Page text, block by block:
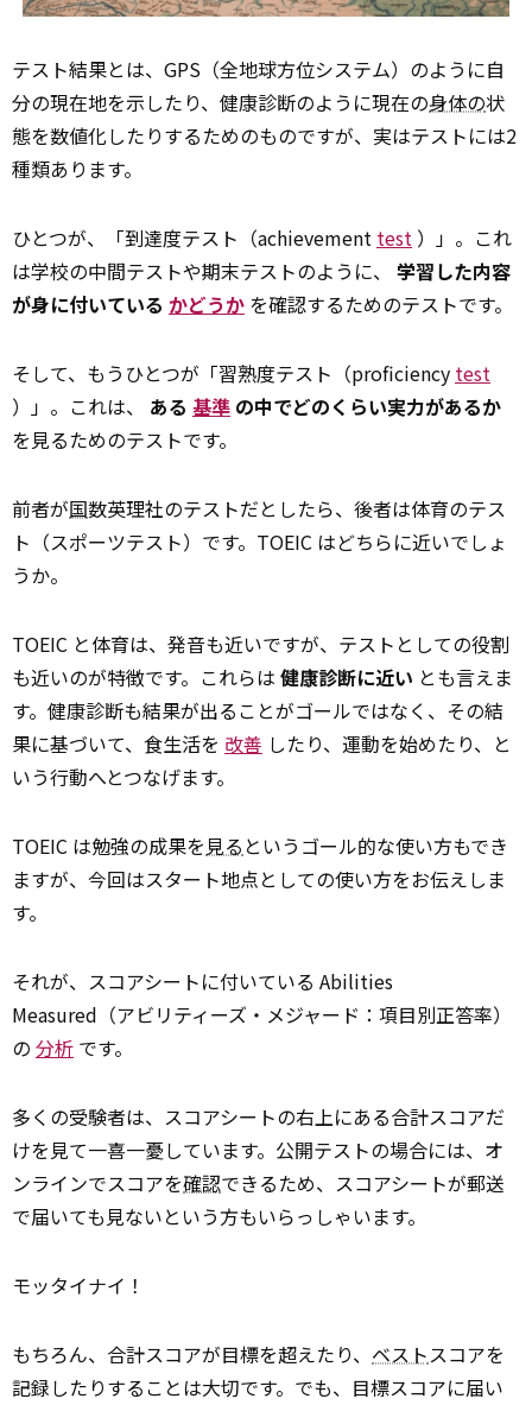
テスト結果とは、GPS（全地球方位システム）のように自
分の現在地を示したり、健康診断のように現在の身体の状
態を数値化したりするためのものですが、実はテストには2
種類あります。
ひとつが、「到達度テスト（achievement test ）」。これ
は学校の中間テストや期末テストのように、 学習した内容
が身に付いている かどうか を確認するためのテストです。
そして、もうひとつが「習熟度テスト（proficiency test
）」。これは、 ある 基準 の中でどのくらい実力があるか
を見るためのテストです。
前者が国数英理社のテストだとしたら、後者は体育のテス
ト（スポーツテスト）です。TOEIC はどちらに近いでしょ
うか。
TOEIC と体育は、発音も近いですが、テストとしての役割
も近いのが特徴です。これらは 健康診断に近い とも言えま
す。健康診断も結果が出ることがゴールではなく、その結
果に基づいて、食生活を 改善 したり、運動を始めたり、と
いう行動へとつなげます。
TOEIC は勉強の成果を見る というゴール的な使い方もでき
ますが、今回はスタート地点としての使い方をお伝えしま
す。
それが、スコアシートに付いている Abilities
Measured（アビリティーズ・メジャード：項目別正答率）
の 分析 です。
多くの受験者は、スコアシートの右上にある合計スコアだ
けを見て一喜一憂しています。公開テストの場合には、オ
ンラインでスコアを確認できるため、スコアシートが郵送
で届いても見ないという方もいらっしゃいます。
モッタイナイ！
もちろん、合計スコアが目標を超えたり、 ベストスコアを
記録したりすることは大切です。でも、目標スコアに届い